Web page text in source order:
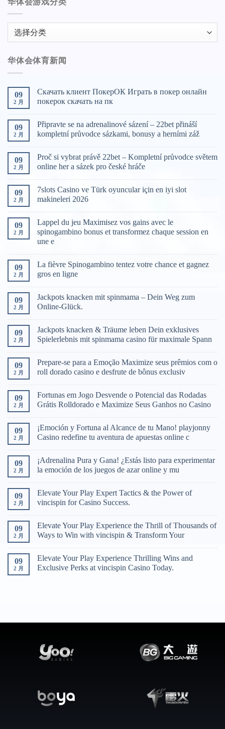
游
戏
分
华体会体育新闻
09
2 月
Скачать клиент ПокерОК Играть в покер онлайн
покерок скачать на пк
09
2 月
Připravte se na adrenalinové sázení – 22bet přináší
kompletní průvodce sázkami, bonusy a herními záž
09
2 月
Proč si vybrat právě 22bet – Kompletní průvodce světem
online her a sázek pro české hráče
09
2 月
7slots Casino ve Türk oyuncular için en iyi slot
makineleri 2026
09
2 月
Lappel du jeu Maximisez vos gains avec le
spinogambino bonus et transformez chaque session en
une e
09
2 月
La fièvre Spinogambino tentez votre chance et gagnez
gros en ligne
09
2 月
Jackpots knacken mit spinmama – Dein Weg zum
Online-Glück.
09
2 月
Jackpots knacken & Träume leben Dein exklusives
Spielerlebnis mit spinmama casino für maximale Spann
09
2 月
Prepare-se para a Emoção Maximize seus prêmios com o
roll dorado casino e desfrute de bônus exclusiv
09
2 月
Fortunas em Jogo Desvende o Potencial das Rodadas
Grátis Rolldorado e Maximize Seus Ganhos no Casino
09
2 月
¡Emoción y Fortuna al Alcance de tu Mano! playjonny
Casino redefine tu aventura de apuestas online c
09
2 月
¡Adrenalina Pura y Gana! ¿Estás listo para experimentar
la emoción de los juegos de azar online y mu
09
2 月
Elevate Your Play Expert Tactics & the Power of
vincispin for Casino Success.
09
2 月
Elevate Your Play Experience the Thrill of Thousands of
Ways to Win with vincispin & Transform Your
09
2 月
Elevate Your Play Experience Thrilling Wins and
Exclusive Perks at vincispin Casino Today.